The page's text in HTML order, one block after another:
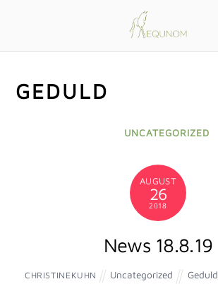
GEDULD
UNCATEGORIZED
AUGUST
26
2018
News 18.8.19
CHRISTINEKUHN Uncategorized Geduld